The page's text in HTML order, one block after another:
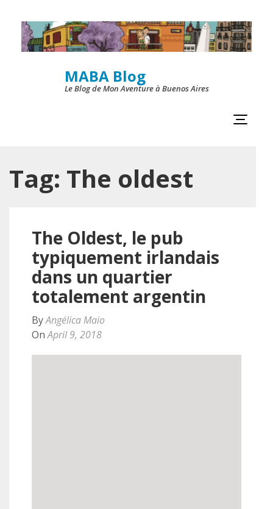
Skip
to
content
MABA Blog
Le Blog de Mon Aventure à Buenos Aires
Tag: The oldest
The Oldest, le pub
typiquement irlandais
dans un quartier
totalement argentin
ByAngélica Maio
OnApril 9, 2018